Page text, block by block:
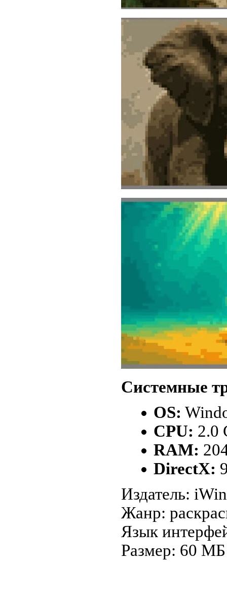
Системные
OS:
CPU: 2.0
RAM:
DirectX:
Издатель: iWin
Жанр:
Язык
Размер: 60 МБ